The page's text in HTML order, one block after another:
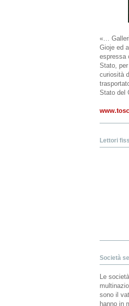
«…
Gioje ed
espressa
Stato,
curiosità
Stato del
Lettori
Società
Le
sono il
hanno in